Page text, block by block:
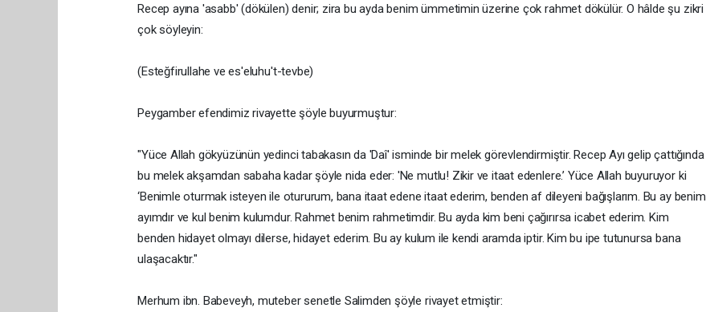
Recep ayına 'asabb' (dökülen) denir; zira bu ayda benim ümmetimin üzerine çok rahmet dökülür. O hâlde şu zikri
çok söyleyin:
(Esteğfirullahe ve es'eluhu't-tevbe)
Peygamber efendimiz rivayette şöyle buyurmuştur:
"Yüce Allah gökyüzünün yedinci tabakasın da 'Daî' isminde bir melek görevlendirmiştir. Recep Ayı gelip çattığında
bu melek akşamdan sabaha kadar şöyle nida eder: 'Ne mutlu! Zikir ve itaat edenlere.’ Yüce Allah buyuruyor ki
‘Benimle oturmak isteyen ile otururum, bana itaat edene itaat ederim, benden af dileyeni bağışlarım. Bu ay benim
ayımdır ve kul benim kulumdur. Rahmet benim rahmetimdir. Bu ayda kim beni çağırırsa icabet ederim. Kim
benden hidayet olmayı dilerse, hidayet ederim. Bu ay kulum ile kendi aramda iptir. Kim bu ipe tutunursa bana
ulaşacaktır."
Merhum ibn. Babeveyh, muteber senetle Salimden şöyle rivayet etmiştir: